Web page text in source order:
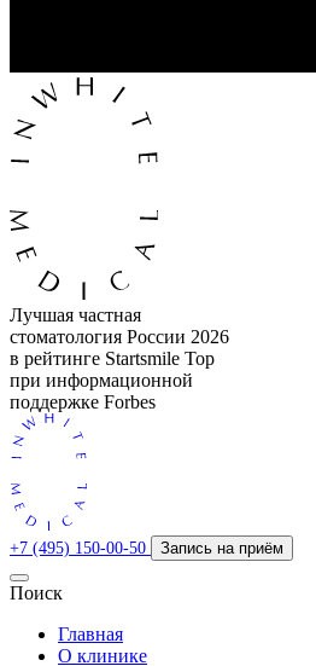
Лучшая частная
стоматология России 2026
в рейтинге Startsmile Top
при информационной
поддержке Forbes
+7 (495) 150-00-50 Запись на приём
Поиск
Главная
О клинике